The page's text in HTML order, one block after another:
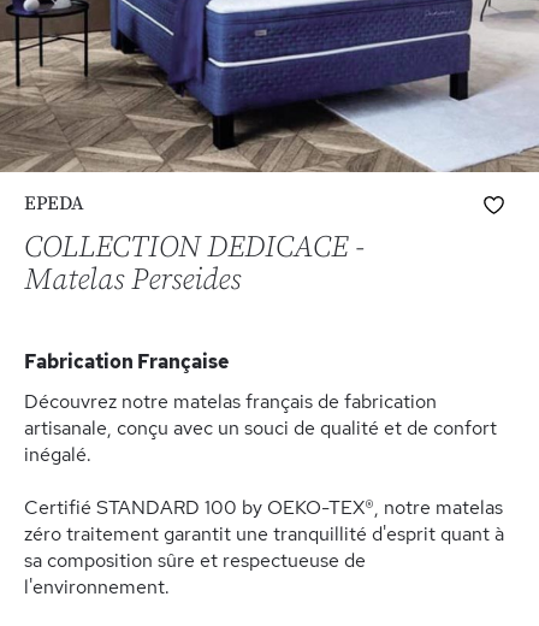
the
beginning
gallery
EPEDA
COLLECTION DEDICACE -
Matelas Perseides
Fabrication Française
Découvrez notre matelas français de fabrication
artisanale, conçu avec un souci de qualité et de confort
inégalé.
Certifié STANDARD 100 by OEKO-TEX®, notre matelas
zéro traitement garantit une tranquillité d'esprit quant à
sa composition sûre et respectueuse de
l'environnement.